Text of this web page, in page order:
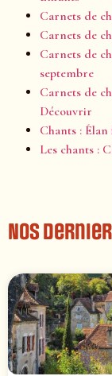
Carnets de
Carnets de
Carnets de
septembre
Carnets de
Découvrir
Chants :
Les chants :
Nos